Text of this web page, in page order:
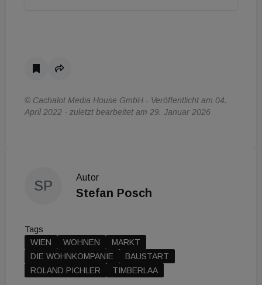
© Cachalot Media House GmbH - Veröffentlicht am 04.
April 2022 - zuletzt bearbeitet am 29. Januar 2026
SP
Autor
Stefan Posch
Tags
WIEN
WOHNEN
MARKT
DIE WOHNKOMPANIE
BAUSTART
ROLAND PICHLER
TIMBERLAA